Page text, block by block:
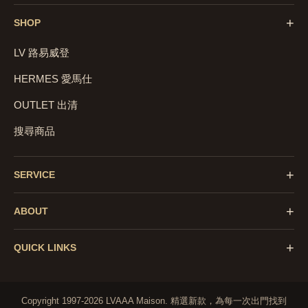
SHOP +
LV 路易威登
HERMES 愛馬仕
OUTLET 出清
搜尋商品
SERVICE +
ABOUT +
QUICK LINKS +
Copyright 1997-2026 LVAAA Maison. 精選新款，為每一次出門找到